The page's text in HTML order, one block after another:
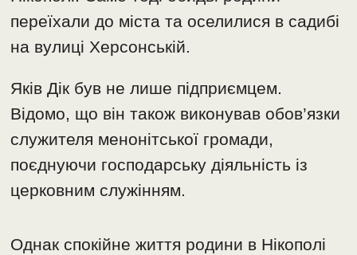
переїхали до міста та оселилися в садибі
на вулиці Херсонській.
Яків Дік був не лише підприємцем.
Відомо, що він також виконував обов’язки
служителя менонітської громади,
поєднуючи господарську діяльність із
церковним служінням.
Однак спокійне життя родини в Нікополі